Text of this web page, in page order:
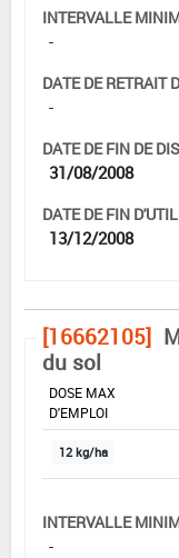
INTERVALLE
-
DATE DE RETRAIT
-
DATE DE FIN DE
31/08/2008
DATE DE FIN
13/12/2008
[16662105]
du sol
DOSE MAX
D'EMPLOI
12 kg/ha
INTERVALLE
-